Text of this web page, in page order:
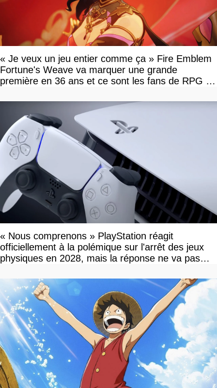
« Je veux un jeu entier comme ça » Fire Emblem
Fortune's Weave va marquer une grande
première en 36 ans et ce sont les fans de RPG en
« Nous comprenons » PlayStation réagit
officiellement à la polémique sur l'arrêt des jeux
physiques en 2028, mais la réponse ne va pas